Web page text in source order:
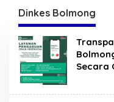
Lajur Jalan Manado –
Tomohon
Dinkes Bolmong
Secara